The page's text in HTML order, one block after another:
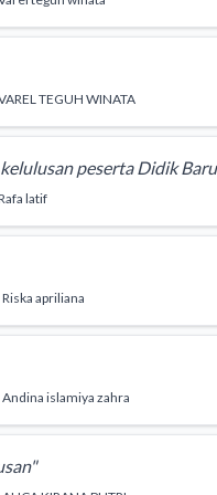
TEGUH WINATA
peserta Didik
latif
Riska apriliana
Andina islamiya zahra